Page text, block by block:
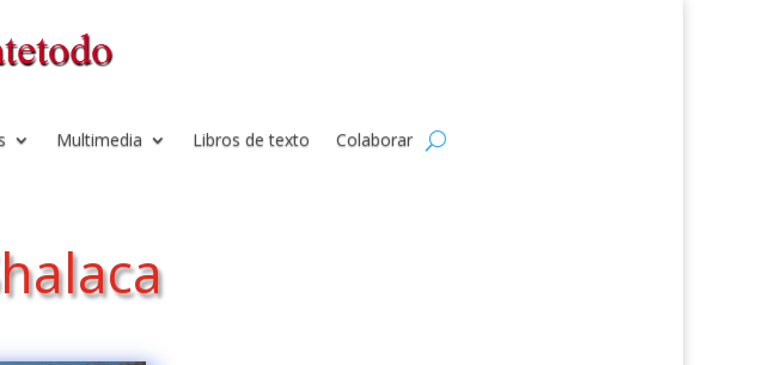
Multimedia Libros de texto Colaborar